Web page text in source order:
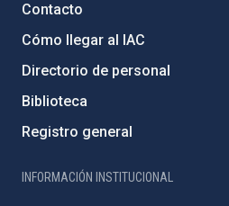
Contacto
Cómo llegar al IAC
Directorio de personal
Biblioteca
Registro general
INFORMACIÓN INSTITUCIONAL